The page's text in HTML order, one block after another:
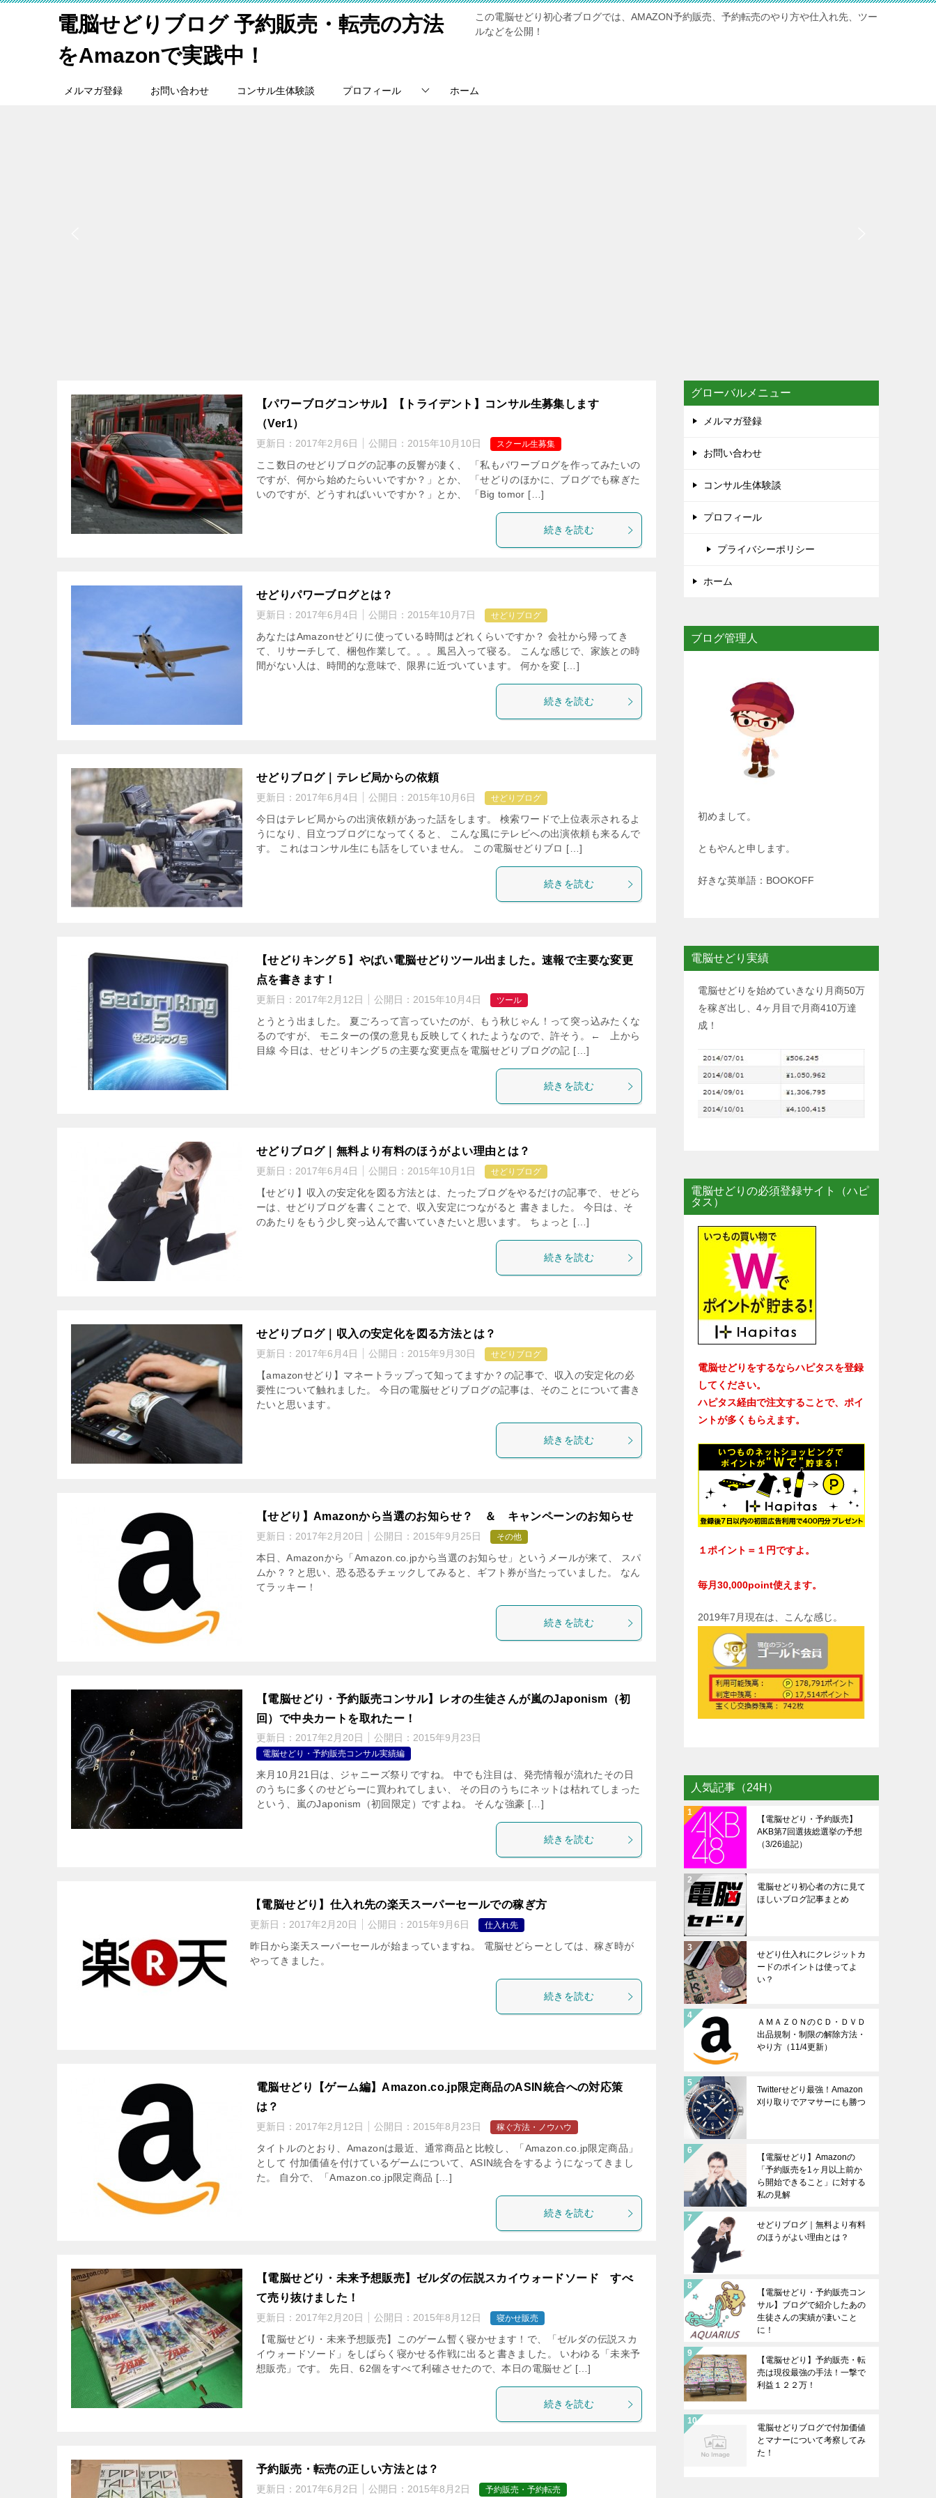
電脳せどりブログ 予約販売・転売の方法
をAmazonで実践中！
この電脳せどり初心者ブログでは、AMAZON予約販売、予約転売のやり方や仕入れ先、ツー
ルなどを公開！
メルマガ登録 お問い合わせ コンサル生体験談 プロフィール ホーム
【パワーブログコンサル】【トライデント】コンサル生募集します
（Ver1）
更新日： 2017年2月6日 公開日： 2015年10月10日 スクール生募集
ここ数日のせどりブログの記事の反響が凄く、 「私もパワーブログを作ってみたいの
ですが、何から始めたらいいですか？」とか、 「せどりのほかに、ブログでも稼ぎた
いのですが、どうすればいいですか？」とか、 「Big tomor […]
続きを読む
せどりパワーブログとは？
更新日： 2017年6月4日 公開日： 2015年10月7日 せどりブログ
あなたはAmazonせどりに使っている時間はどれくらいですか？ 会社から帰ってき
て、リサーチして、梱包作業して。。。風呂入って寝る。 こんな感じで、家族との時
間がない人は、時間的な意味で、限界に近づいています。 何かを変 […]
続きを読む
せどりブログ｜テレビ局からの依頼
更新日： 2017年6月4日 公開日： 2015年10月6日 せどりブログ
今日はテレビ局からの出演依頼があった話をします。 検索ワードで上位表示されるよ
うになり、目立つブログになってくると、 こんな風にテレビへの出演依頼も来るんで
す。 これはコンサル生にも話をしていません。 この電脳せどりブロ […]
続きを読む
【せどりキング５】やばい電脳せどりツール出ました。速報で主要な変更
点を書きます！
更新日： 2017年2月12日 公開日： 2015年10月4日 ツール
とうとう出ました。 夏ごろって言っていたのが、もう秋じゃん！って突っ込みたくな
るのですが、 モニターの僕の意見も反映してくれたようなので、許そう。← 上から
目線 今日は、せどりキング５の主要な変更点を電脳せどりブログの記 […]
続きを読む
せどりブログ｜無料より有料のほうがよい理由とは？
更新日： 2017年6月4日 公開日： 2015年10月1日 せどりブログ
【せどり】収入の安定化を図る方法とは、たったブログをやるだけの記事で、 せどら
ーは、せどりブログを書くことで、収入安定につながると 書きました。 今日は、そ
のあたりをもう少し突っ込んで書いていきたいと思います。 ちょっと […]
続きを読む
せどりブログ｜収入の安定化を図る方法とは？
更新日： 2017年6月4日 公開日： 2015年9月30日 せどりブログ
【amazonせどり】マネートラップって知ってますか？の記事で、収入の安定化の必
要性について触れました。 今日の電脳せどりブログの記事は、そのことについて書き
たいと思います。
続きを読む
【せどり】Amazonから当選のお知らせ？ ＆ キャンペーンのお知らせ
更新日： 2017年2月20日 公開日： 2015年9月25日 その他
本日、Amazonから「Amazon.co.jpから当選のお知らせ」というメールが来て、 スパ
ムか？？と思い、恐る恐るチェックしてみると、ギフト券が当たっていました。 なん
てラッキー！
続きを読む
【電脳せどり・予約販売コンサル】レオの生徒さんが嵐のJaponism（初
回）で中央カートを取れたー！
更新日： 2017年2月20日 公開日： 2015年9月23日
電脳せどり・予約販売コンサル実績編
来月10月21日は、ジャニーズ祭りですね。 中でも注目は、発売情報が流れたその日
のうちに多くのせどらーに買われてしまい、 その日のうちにネットは枯れてしまった
という、嵐のJaponism（初回限定）ですよね。 そんな強豪 […]
続きを読む
【電脳せどり】仕入れ先の楽天スーパーセールでの稼ぎ方
更新日： 2017年2月20日 公開日： 2015年9月6日 仕入れ先
昨日から楽天スーパーセールが始まっていますね。 電脳せどらーとしては、稼ぎ時が
やってきました。
続きを読む
電脳せどり【ゲーム編】Amazon.co.jp限定商品のASIN統合への対応策
は？
更新日： 2017年2月12日 公開日： 2015年8月23日 稼ぐ方法・ノウハウ
タイトルのとおり、Amazonは最近、通常商品と比較し、「Amazon.co.jp限定商品」
として 付加価値を付けているゲームについて、ASIN統合をするようになってきまし
た。 自分で、「Amazon.co.jp限定商品 […]
続きを読む
【電脳せどり・未来予想販売】ゼルダの伝説スカイウォードソード すべ
て売り抜けました！
更新日： 2017年2月20日 公開日： 2015年8月12日 寝かせ販売
【電脳せどり・未来予想販売】このゲーム暫く寝かせます！で、「ゼルダの伝説スカ
イウォードソード」をしばらく寝かせる作戦に出ると書きました。 いわゆる「未来予
想販売」です。 先日、62個をすべて利確させたので、本日の電脳せど […]
続きを読む
予約販売・転売の正しい方法とは？
更新日： 2017年6月2日 公開日： 2015年8月2日 予約販売・予約転売
グローバルメニュー
メルマガ登録
お問い合わせ
コンサル生体験談
プロフィール
プライバシーポリシー
ホーム
ブログ管理人
初めまして。
ともやんと申します。
好きな英単語：BOOKOFF
電脳せどり実績
電脳せどりを始めていきなり月商50万
を稼ぎ出し、4ヶ月目で月商410万達
成！
電脳せどりの必須登録サイト（ハピ
タス）
電脳せどりをするならハピタスを登録
してください。
ハピタス経由で注文することで、ポイ
ントが多くもらえます。
１ポイント＝１円ですよ。
毎月30,000point使えます。
2019年7月現在は、こんな感じ。
人気記事（24H）
【電脳せどり・予約販売】
AKB第7回選抜総選挙の予想
（3/26追記）
電脳せどり初心者の方に見て
ほしいブログ記事まとめ
せどり仕入れにクレジットカ
ードのポイントは使ってよ
い？
ＡＭＡＺＯＮのＣＤ・ＤＶＤ
出品規制・制限の解除方法・
やり方（11/4更新）
Twitterせどり最強！Amazon
刈り取りでアマサーにも勝つ
【電脳せどり】Amazonの
「予約販売を1ヶ月以上前か
ら開始できること」に対する
私の見解
せどりブログ｜無料より有料
のほうがよい理由とは？
【電脳せどり・予約販売コン
サル】ブログで紹介したあの
生徒さんの実績が凄いこと
に！
【電脳せどり】予約販売・転
売は現役最強の手法！一撃で
利益１２２万！
電脳せどりブログで付加価値
とマナーについて考察してみ
た！